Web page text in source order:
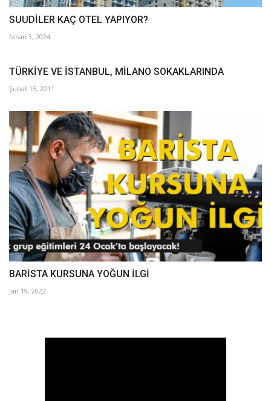
SUUDİLER KAÇ OTEL YAPIYOR?
Nisan 3, 2024
TÜRKİYE VE İSTANBUL, MİLANO SOKAKLARINDA
Şubat 15, 2011
BARİSTA KURSUNA YOĞUN İLGİ
Jan 19, 2022